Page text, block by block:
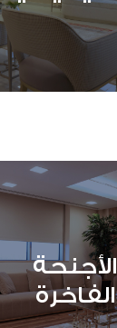
الأجنحة
الفاخرة